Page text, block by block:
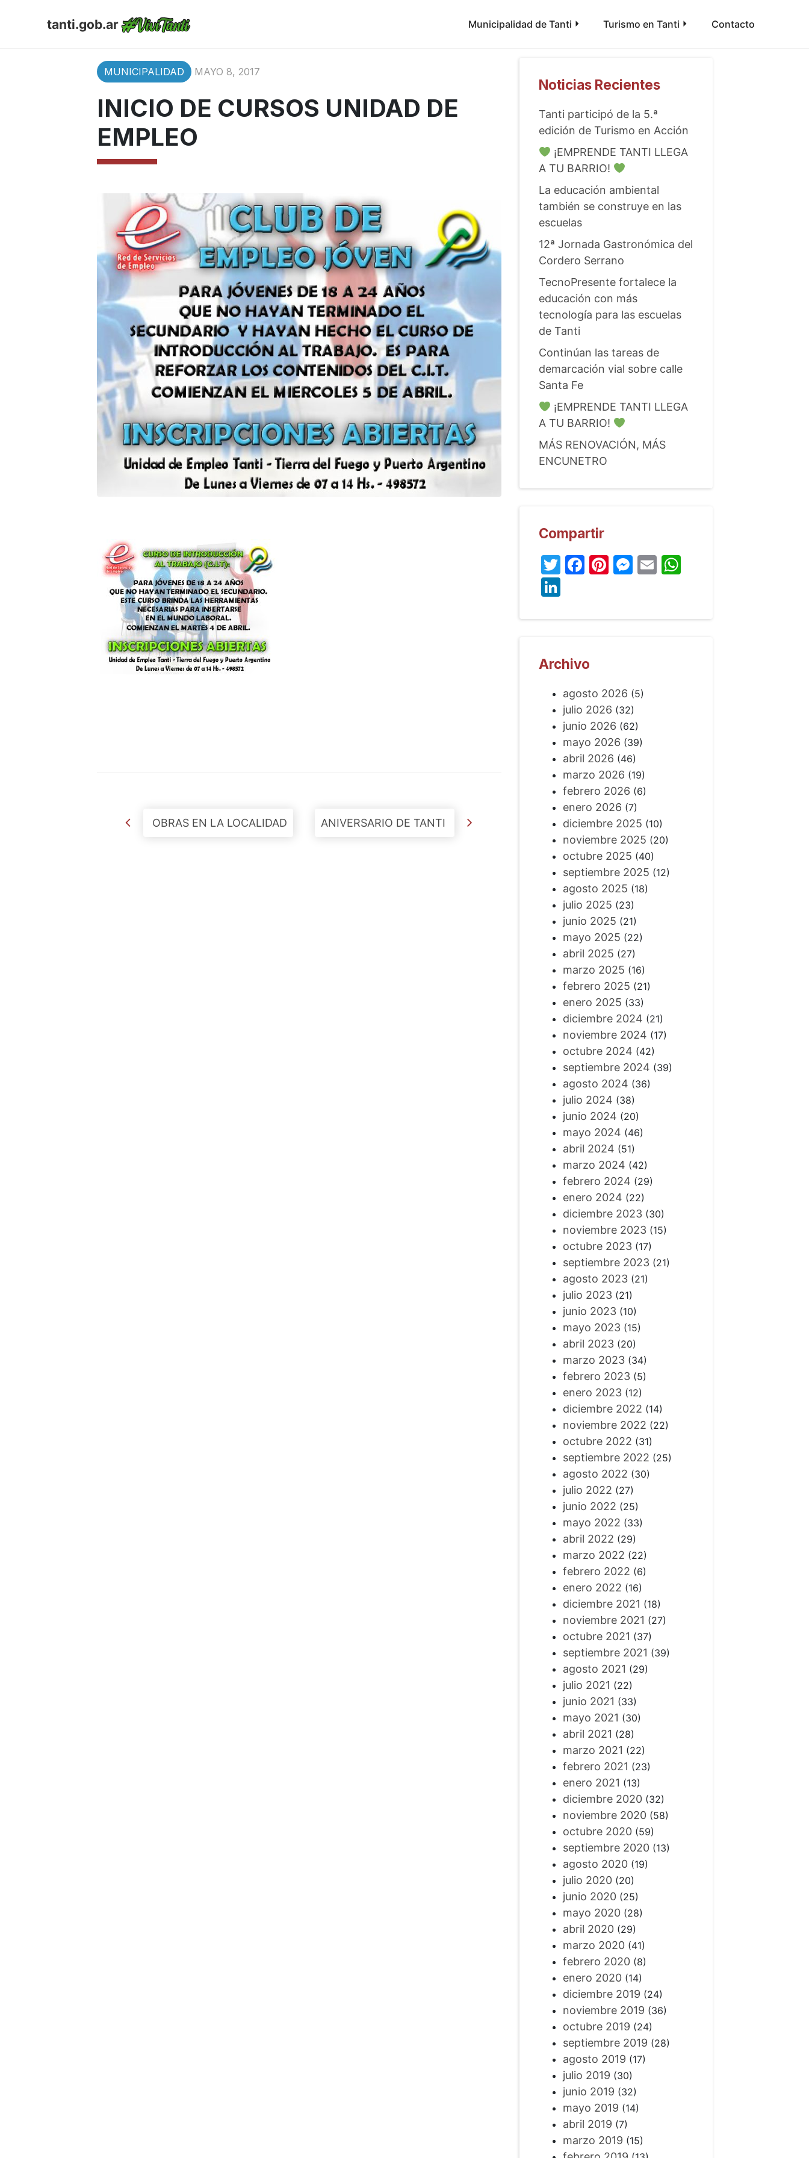
tanti.gob.ar Municipalidad de Tanti Turismo en Tanti Contacto
MUNICIPALIDAD MAYO 8, 2017
INICIO DE CURSOS UNIDAD DE
EMPLEO
Post navigation
OBRAS EN LA LOCALIDAD ANIVERSARIO DE TANTI
Noticias Recientes
Tanti participó de la 5.ª
edición de Turismo en Acción
¡EMPRENDE TANTI LLEGA
A TU BARRIO!
La educación ambiental
también se construye en las
escuelas
12ª Jornada Gastronómica del
Cordero Serrano
TecnoPresente fortalece la
educación con más
tecnología para las escuelas
de Tanti
Continúan las tareas de
demarcación vial sobre calle
Santa Fe
¡EMPRENDE TANTI LLEGA
A TU BARRIO!
MÁS RENOVACIÓN, MÁS
ENCUNETRO
Compartir
Twitter
Facebook
Pinterest
Messenger
EmailWhatsApp
LinkedIn
Archivo
agosto 2026 (5)
julio 2026 (32)
junio 2026 (62)
mayo 2026 (39)
abril 2026 (46)
marzo 2026 (19)
febrero 2026 (6)
enero 2026 (7)
diciembre 2025 (10)
noviembre 2025 (20)
octubre 2025 (40)
septiembre 2025 (12)
agosto 2025 (18)
julio 2025 (23)
junio 2025 (21)
mayo 2025 (22)
abril 2025 (27)
marzo 2025 (16)
febrero 2025 (21)
enero 2025 (33)
diciembre 2024 (21)
noviembre 2024 (17)
octubre 2024 (42)
septiembre 2024 (39)
agosto 2024 (36)
julio 2024 (38)
junio 2024 (20)
mayo 2024 (46)
abril 2024 (51)
marzo 2024 (42)
febrero 2024 (29)
enero 2024 (22)
diciembre 2023(30)
noviembre 2023(15)
octubre 2023(17)
septiembre 2023(21)
agosto 2023(21)
julio 2023(21)
junio 2023(10)
mayo 2023(15)
abril 2023(20)
marzo 2023(34)
febrero 2023(5)
enero 2023(12)
diciembre 2022 (14)
noviembre 2022 (22)
octubre 2022 (31)
septiembre 2022 (25)
agosto 2022 (30)
julio 2022 (27)
junio 2022 (25)
mayo 2022 (33)
abril 2022 (29)
marzo 2022 (22)
febrero 2022 (6)
enero 2022 (16)
diciembre 2021 (18)
noviembre 2021 (27)
octubre 2021 (37)
septiembre 2021 (39)
agosto 2021 (29)
julio 2021 (22)
junio 2021 (33)
mayo 2021 (30)
abril 2021 (28)
marzo 2021 (22)
febrero 2021 (23)
enero 2021 (13)
diciembre 2020(32)
noviembre 2020(58)
octubre 2020(59)
septiembre 2020(13)
agosto 2020(19)
julio 2020(20)
junio 2020(25)
mayo 2020(28)
abril 2020(29)
marzo 2020(41)
febrero 2020(8)
enero 2020(14)
diciembre 2019 (24)
noviembre 2019 (36)
octubre 2019 (24)
septiembre 2019 (28)
agosto 2019 (17)
julio 2019 (30)
junio 2019 (32)
mayo 2019 (14)
abril 2019 (7)
marzo 2019 (15)